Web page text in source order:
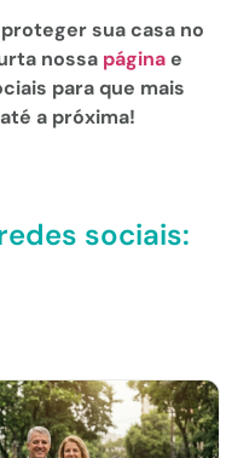
sua casa no
nossa páginae
para que mais
a próxima!
sociais: